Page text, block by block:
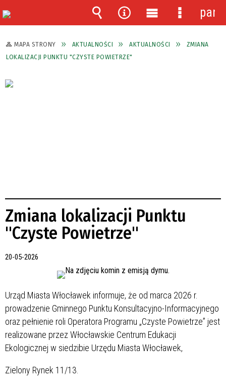
MAPA STRONY AKTUALNOŚCI AKTUALNOŚCI
ZMIANA
LOKALIZACJI PUNKTU "CZYSTE POWIETRZE"
Zmiana lokalizacji Punktu
"Czyste Powietrze"
20-05-2026
Urząd Miasta Włocławek informuje, że od marca 2026 r.
prowadzenie Gminnego Punktu Konsultacyjno-Informacyjnego
oraz pełnienie roli Operatora Programu „Czyste Powietrze” jest
realizowane przez Włocławskie Centrum Edukacji
Ekologicznej w siedzibie Urzędu Miasta Włocławek,
Zielony Rynek 11/13.
Wyszukiwarka
Narzędzia
Menu
główne
Menu